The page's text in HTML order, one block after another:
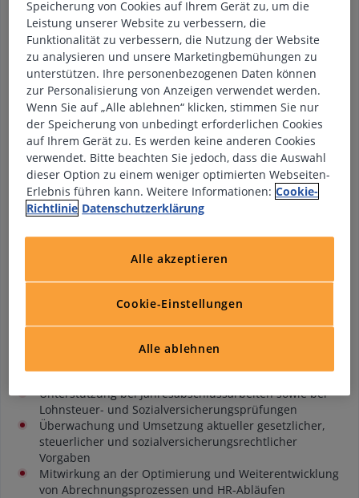
Direktvermittlung suchen wir zum nächstmöglichen
Zeitpunkt eine engagierte Fachkraft für die
Entgeltabrechnung. Sie verfügen über fundierte Kenntnisse
im Bereich Payroll, arbeiten sorgfältig und strukturiert und
schätzen ein modernes Arbeitsumfeld mit langfristigen
Entwicklungsperspektiven? Dann erwartet Sie eine
verantwortungsvolle Position in einem erfolgreichen
Unternehmen, in der Sie Ihr Fachwissen gewinnbringend
einsetzen und aktiv zum Unternehmenserfolg beitragen
können.
Ihre Aufgaben
Eigenständige Durchführung der monatlichen Lohn-
und Gehaltsabrechnung
Pflege und Verwaltung von Personalstammdaten sowie
Erstellung von Bescheinigungen, Auswertungen und
Statistiken
Bearbeitung des Melde- und Bescheinigungswesens
sowie Kommunikation mit Krankenkassen, Behörden
und Sozialversicherungsträgern
Ansprechpartner für Mitarbeitende und Führungskräfte
und Sozialversicherung
Unterstützung bei Jahresabschlussarbeiten sowie bei
Lohnsteuer- und Sozialversicherungsprüfungen
Überwachung und Umsetzung aktueller gesetzlicher,
steuerlicher und sozialversicherungsrechtlicher
Vorgaben
Mitwirkung an der Optimierung und Weiterentwicklung
von Abrechnungsprozessen und HR-Abläufen
Speicherung von Cookies auf Ihrem Gerät zu, um die
Leistung unserer Website zu verbessern, die
Funktionalität zu verbessern, die Nutzung der Website
zu analysieren und unsere Marketingbemühungen zu
unterstützen. Ihre personenbezogenen Daten können
zur Personalisierung von Anzeigen verwendet werden.
Wenn Sie auf „Alle ablehnen“ klicken, stimmen Sie nur
der Speicherung von unbedingt erforderlichen Cookies
auf Ihrem Gerät zu. Es werden keine anderen Cookies
verwendet. Bitte beachten Sie jedoch, dass die Auswahl
dieser Option zu einem weniger optimierten Webseiten-
Erlebnis führen kann. Weitere Informationen: Cookie-
Richtlinie Datenschutzerklärung
Cookie-Einstellungen
Alle ablehnen
Alle akzeptieren